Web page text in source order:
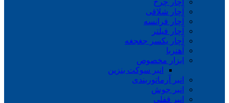
آچار شلاقی
آچار فرانسه
آچار فیلتر
آچار یکسر جغجغه
آهنربا
ابزار مخصوص
انبر سوکت بنزین
انبر آرماتوربندی
انبر جوش
انبر قفلی